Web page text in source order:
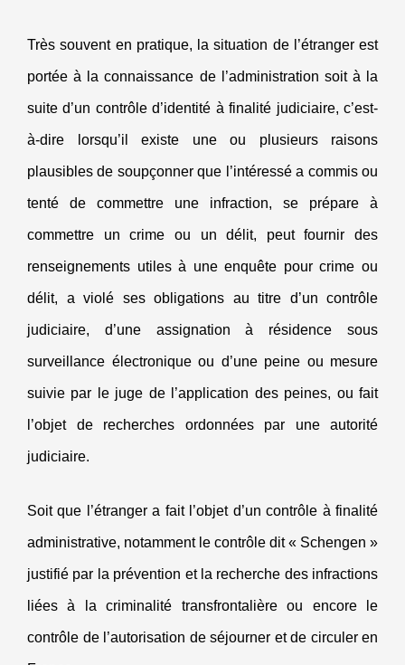
Très souvent en pratique, la situation de l’étranger est
portée à la connaissance de l’administration soit à la
suite d’un contrôle d’identité à finalité judiciaire, c’est-
à-dire lorsqu’il existe une ou plusieurs raisons
plausibles de soupçonner que l’intéressé a commis ou
tenté de commettre une infraction, se prépare à
commettre un crime ou un délit, peut fournir des
renseignements utiles à une enquête pour crime ou
délit, a violé ses obligations au titre d’un contrôle
judiciaire, d’une assignation à résidence sous
surveillance électronique ou d’une peine ou mesure
suivie par le juge de l’application des peines, ou fait
l’objet de recherches ordonnées par une autorité
judiciaire.
Soit que l’étranger a fait l’objet d’un contrôle à finalité
administrative, notamment le contrôle dit « Schengen »
justifié par la prévention et la recherche des infractions
liées à la criminalité transfrontalière ou encore le
contrôle de l’autorisation de séjourner et de circuler en